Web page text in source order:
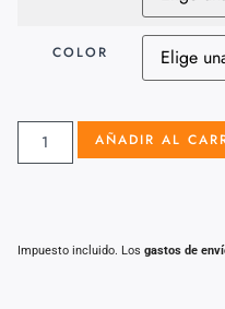
COLOR
AÑADIR AL
Impuesto incluido. Los gastos de